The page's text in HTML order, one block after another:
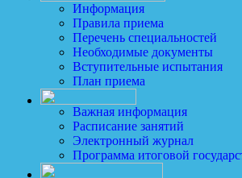
Информация
Правила приема
Перечень специальностей
Необходимые документы
Вступительные испытания
План приема
Важная информация
Расписание занятий
Электронный журнал
Программа итоговой